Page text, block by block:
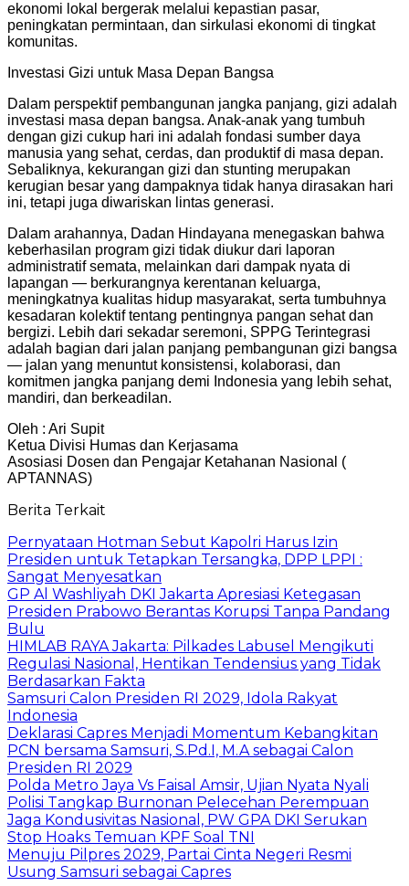
ekonomi lokal bergerak melalui kepastian pasar,
peningkatan permintaan, dan sirkulasi ekonomi di tingkat
komunitas.
Investasi Gizi untuk Masa Depan Bangsa
Dalam perspektif pembangunan jangka panjang, gizi adalah
investasi masa depan bangsa. Anak-anak yang tumbuh
dengan gizi cukup hari ini adalah fondasi sumber daya
manusia yang sehat, cerdas, dan produktif di masa depan.
Sebaliknya, kekurangan gizi dan stunting merupakan
kerugian besar yang dampaknya tidak hanya dirasakan hari
ini, tetapi juga diwariskan lintas generasi.
Dalam arahannya, Dadan Hindayana menegaskan bahwa
keberhasilan program gizi tidak diukur dari laporan
administratif semata, melainkan dari dampak nyata di
lapangan — berkurangnya kerentanan keluarga,
meningkatnya kualitas hidup masyarakat, serta tumbuhnya
kesadaran kolektif tentang pentingnya pangan sehat dan
bergizi. Lebih dari sekadar seremoni, SPPG Terintegrasi
adalah bagian dari jalan panjang pembangunan gizi bangsa
— jalan yang menuntut konsistensi, kolaborasi, dan
komitmen jangka panjang demi Indonesia yang lebih sehat,
mandiri, dan berkeadilan.
Oleh : Ari Supit
Ketua Divisi Humas dan Kerjasama
Asosiasi Dosen dan Pengajar Ketahanan Nasional (
APTANNAS)
Berita Terkait
Pernyataan Hotman Sebut Kapolri Harus Izin
Presiden untuk Tetapkan Tersangka, DPP LPPI :
Sangat Menyesatkan
GP Al Washliyah DKI Jakarta Apresiasi Ketegasan
Presiden Prabowo Berantas Korupsi Tanpa Pandang
Bulu
HIMLAB RAYA Jakarta: Pilkades Labusel Mengikuti
Regulasi Nasional, Hentikan Tendensius yang Tidak
Berdasarkan Fakta
Samsuri Calon Presiden RI 2029, Idola Rakyat
Indonesia
Deklarasi Capres Menjadi Momentum Kebangkitan
PCN bersama Samsuri, S.Pd.I, M.A sebagai Calon
Presiden RI 2029
Polda Metro Jaya Vs Faisal Amsir, Ujian Nyata Nyali
Polisi Tangkap Burnonan Pelecehan Perempuan
Jaga Kondusivitas Nasional, PW GPA DKI Serukan
Stop Hoaks Temuan KPF Soal TNI
Menuju Pilpres 2029, Partai Cinta Negeri Resmi
Usung Samsuri sebagai Capres